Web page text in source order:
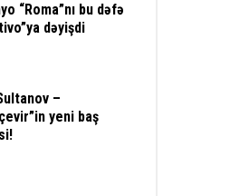
“Roma”nı bu dəfə
dəyişdi
–
yeni baş